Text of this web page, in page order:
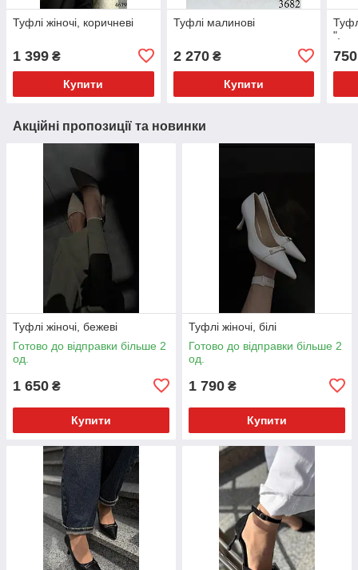
Туфлі жіночі, коричневі
1 399 ₴
Купити
Туфлі малинові
2 270₴
Купити
".
750
Акційні пропозиції та новинки
Туфлі жіночі, бежеві
Готово до відправки більше 2
од.
1 650 ₴
Купити
Туфлі жіночі, білі
Готово до відправки більше 2
од.
1 790 ₴
Купити